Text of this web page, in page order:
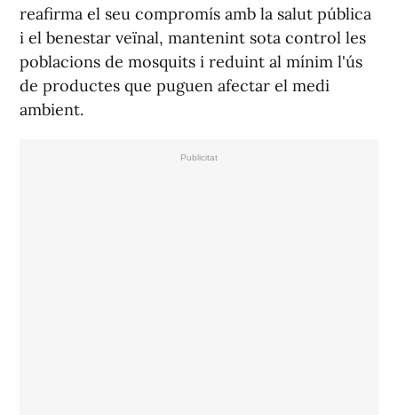
reafirma el seu compromís amb la salut pública
i el benestar veïnal, mantenint sota control les
poblacions de mosquits i reduint al mínim l'ús
de productes que puguen afectar el medi
ambient.